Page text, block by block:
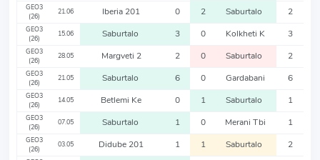
GEO3
(26)
21.06 Iberia 201 0 2 Saburtalo 2
GEO3
(26)
15.06 Saburtalo 3 0 Kolkheti K 3
GEO3
(26)
28.05 Margveti 2 2 0 Saburtalo 2
GEO3
(26)
21.05 Saburtalo 6 0 Gardabani 6
GEO3
(26)
14.05 Betlemi Ke 0 1 Saburtalo 1
GEO3
(26)
07.05 Saburtalo 1 0 Merani Tbi 1
GEO3
(26)
03.05 Didube 201 1 1 Saburtalo 2